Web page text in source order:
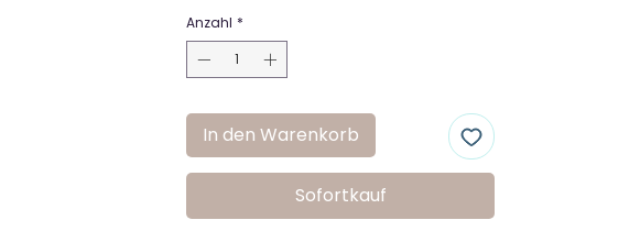
Güvenli Toka Detayı: Toka görünümlü
Saten Fiyonk Aksesuarı: Ayakkabının ön
kısmında yer alan saten fiyonk detayı,
Kaymaz Taban: Güvenli adımlar için
Anzahl *
In den Warenkorb
Sofortkauf